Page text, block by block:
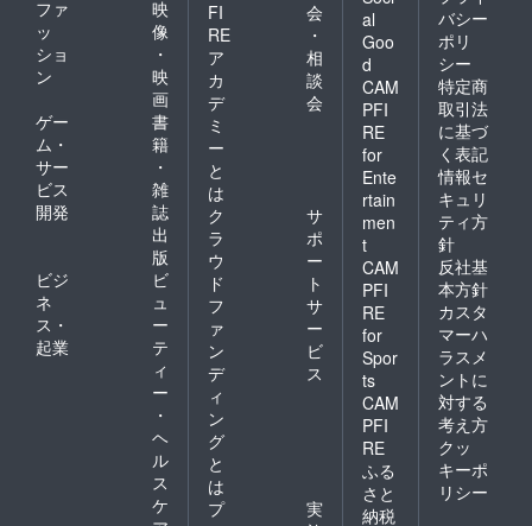
ファ
ッ
ショ
ン
映
像
・
映
画
ゲー
ム・
サー
ビス
開発
書
籍
・
雑
誌
出
版
ビジ
ネ
ス・
起業
ビ
ュ
ー
テ
ィ
ー
・
ヘ
ル
ス
ケ
FI
RE
ア
カ
デ
ミ
ー
と
は
会
・
相
談
会
ク
ラ
ウ
ド
フ
ァ
ン
デ
ィ
ン
グ
と
は
サ
ポ
ー
ト
サ
ー
ビ
ス
プ
実
al
Goo
d
CAM
PFI
RE
for
Ente
rtain
men
t
CAM
PFI
RE
for
Spor
ts
CAM
PFI
RE
ふる
さと
納税
バシー
ポリ
シー
特定商
取引法
に基づ
く表記
情報セ
キュリ
ティ方
針
反社基
本方針
カスタ
マーハ
ラスメ
ントに
対する
考え方
クッ
キーポ
リシー